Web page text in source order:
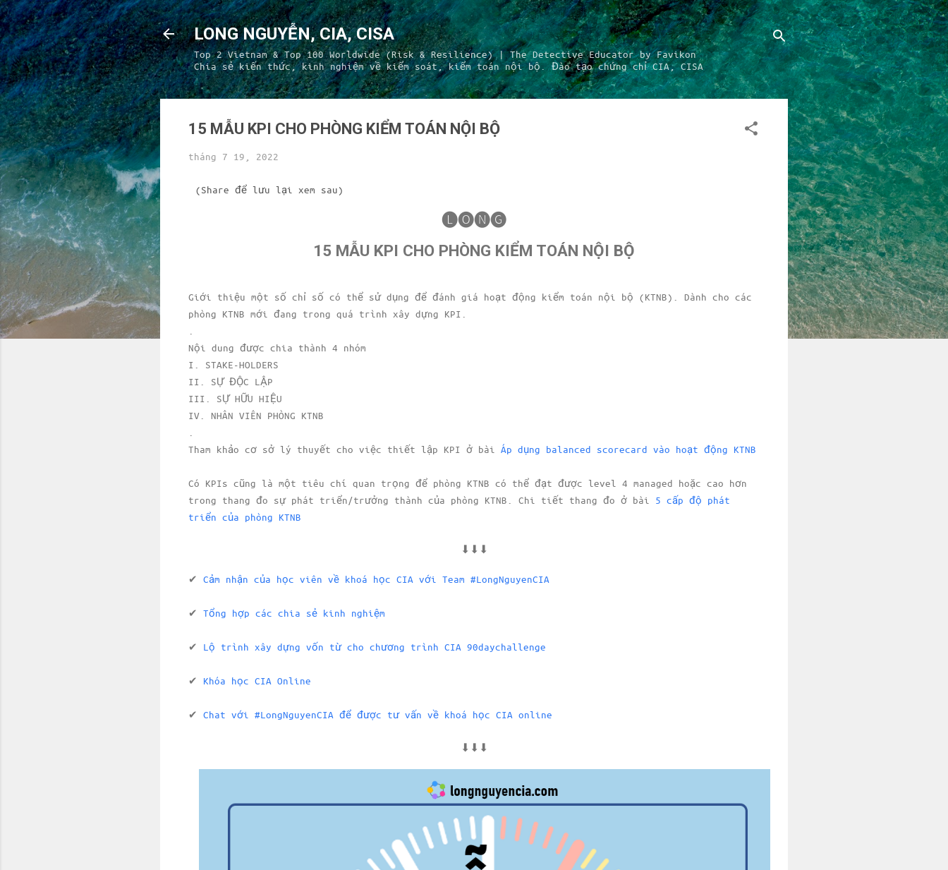
Chuyển đến nội dung chính
LONG NGUYỄN, CIA, CISA
Top 2 Vietnam & Top 100 Worldwide (Risk & Resilience) | The Detective Educator by Favikon
Chia sẻ kiến thức, kinh nghiệm về kiểm soát, kiểm toán nội bộ. Đào tạo chứng chỉ CIA, CISA
15 MẪU KPI CHO PHÒNG KIỂM TOÁN NỘI BỘ
tháng 7 19, 2022
(Share để lưu lại xem sau)
🅛🅞🅝🅖
15 MẪU KPI CHO PHÒNG KIỂM TOÁN NỘI BỘ
Giới thiệu một số chỉ số có thể sử dụng để đánh giá hoạt động kiểm toán nội bộ (KTNB). Dành cho các
phòng KTNB mới đang trong quá trình xây dựng KPI.
Nội dung được chia thành 4 nhóm
I. STAKE-HOLDERS
II. SỰ ĐỘC LẬP
III. SỰ HỮU HIỆU
IV. NHÂN VIÊN PHÒNG KTNB
Tham khảo cơ sở lý thuyết cho việc thiết lập KPI ở bài Áp dụng balanced scorecard vào hoạt động KTNB
Có KPIs cũng là một tiêu chí quan trọng để phòng KTNB có thể đạt được level 4 managed hoặc cao hơn
trong thang đo sự phát triển/trưởng thành của phòng KTNB. Chi tiết thang đo ở bài
5 cấp độ phát
triển của phòng KTNB
⬇⬇⬇
✔ Cảm nhận của học viên về khoá học CIA với Team #LongNguyenCIA
✔ Tổng hợp các chia sẻ kinh nghiệm
✔ Lộ trình xây dựng vốn từ cho chương trình CIA 90daychallenge
✔ Khóa học CIA Online
✔ Chat với #LongNguyenCIA để được tư vấn về khoá học CIA online
⬇⬇⬇